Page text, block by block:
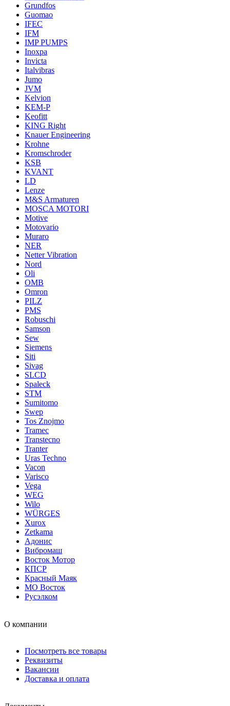
Grundfos
Guomao
IFEC
IFM
IMP PUMPS
Inoxpa
Invicta
Italvibras
Jumo
JVM
Kelvion
KEM-P
Keofitt
KING Right
Knauer Engineering
Krohne
Kromschroder
KSB
KVANT
LD
Lenze
M&S Armaturen
MOSCA MOTORI
Motive
Motovario
Muraro
NER
Netter Vibration
Nord
Oli
OMB
Omron
PILZ
PMS
Robuschi
Samson
Sew
Siemens
Siti
Sivag
SLCD
Spaleck
STM
Sumitomo
Swep
Tos Znojmo
Tramec
Transtecno
Tranter
Uras Techno
Vacon
Varisco
Vega
WEG
Wilo
WÜRGES
Xurox
Zetkama
Адонис
Вибромаш
Восток Мотор
КПСР
Красный Маяк
МО Восток
Русэлком
О компании
Посмотреть все товары
Реквизиты
Вакансии
Доставка и оплата